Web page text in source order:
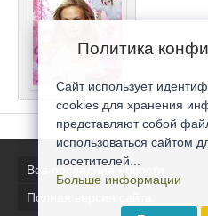
Все последние новости
Полная версия сайта
Политика
Сайт использует
cookies для хранения
представляют собой
использоваться сайтом
посетителей...
Больше информации